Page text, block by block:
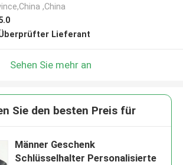
,China
Lieferant
Sehen Sie mehr an
Sie den besten Preis für
Männer Geschenk
Schlüsselhalter Personalisierte